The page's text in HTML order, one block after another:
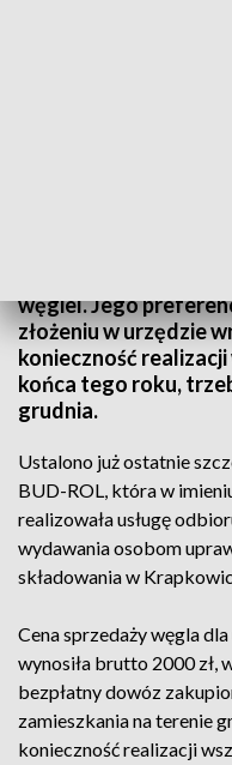
węgiel. Jego
złożeniu w urzędzie
konieczność
końca tego roku,
grudnia.
Ustalono już ostatnie
BUD-ROL, która w
realizowała usługę
wydawania osobom
składowania w
Cena sprzedaży węgla
wynosiła brutto 2000 zł,
bezpłatny dowóz
zamieszkania na terenie
konieczność realizacji